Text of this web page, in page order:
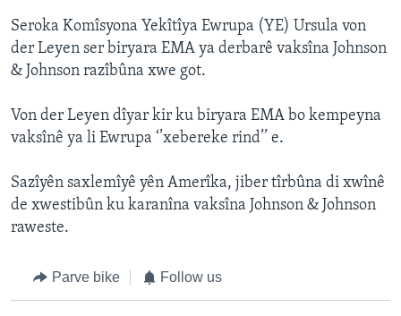
Seroka Komîsyona Yekîtîya Ewrupa (YE) Ursula von
der Leyen ser biryara EMA ya derbarê vaksîna Johnson
& Johnson razîbûna xwe got.
Von der Leyen dîyar kir ku biryara EMA bo kempeyna
vaksînê ya li Ewrupa ‘’xebereke rind’’ e.
Sazîyên saxlemîyê yên Amerîka, jiber tîrbûna di xwînê
de xwestibûn ku karanîna vaksîna Johnson & Johnson
raweste.
Parve bike Follow us